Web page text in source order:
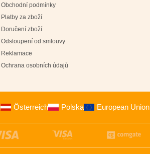
Obchodní podmínky
Platby za zboží
Doručení zboží
Odstoupení od smlouvy
Reklamace
Ochrana osobních údajů
Österreich Polska European Union